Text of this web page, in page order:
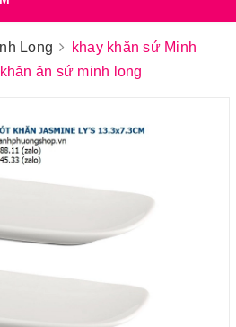
Long
khay khăn sứ Minh
ăn sứ minh long